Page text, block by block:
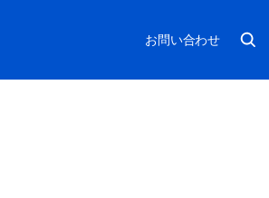
お問い合わせ